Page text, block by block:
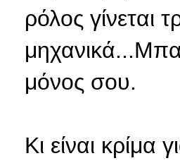
ρόλος γίνεται
μόνος σου.
Κι είναι κρίμα